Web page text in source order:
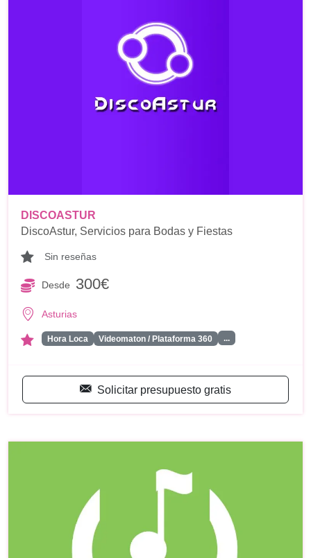
DISCOASTUR
DiscoAstur, Servicios para Bodas y Fiestas
Sin reseñas
Desde 300€
Asturias
Hora Loca Videomaton / Plataforma 360 ...
Solicitar presupuesto gratis